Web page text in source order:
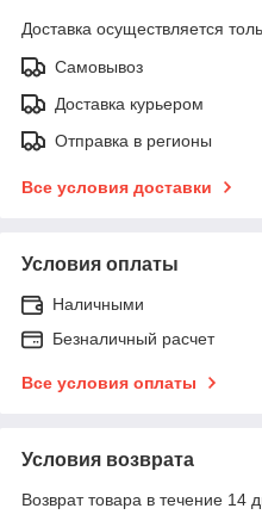
Доставка осуществляется
Самовывоз
Доставка курьером
Отправка в регионы
Все условия доставки
Условия оплаты
Наличными
Безналичный расчет
Все условия оплаты
Условия возврата
Возврат товара в течение 14